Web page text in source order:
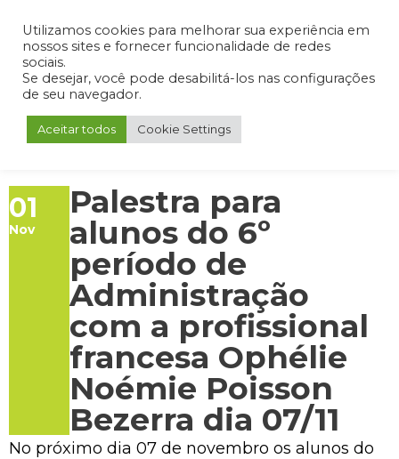
Admin Portal do Aluno Portal do Professor Portal do Coordenador
01
Nov
Palestra para
alunos do 6º
período de
Administração
com a profissional
francesa Ophélie
Noémie Poisson
Bezerra dia 07/11
No próximo dia 07 de novembro os alunos do
Utilizamos cookies para melhorar sua experiência em
nossos sites e fornecer funcionalidade de redes
sociais.
Se desejar, você pode desabilitá-los nas configurações
de seu navegador.
Aceitar todos Cookie Settings